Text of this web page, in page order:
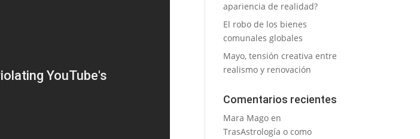
apariencia de realidad?
El robo de los bienes
comunales globales
Mayo, tensión creativa entre
realismo y renovación
Comentarios recientes
Mara Mago en
TrasAstrología o como